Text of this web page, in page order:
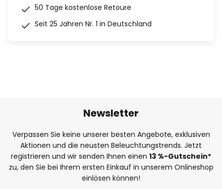
50 Tage kostenlose Retoure
Seit 25 Jahren Nr. 1 in Deutschland
Newsletter
Verpassen Sie keine unserer besten Angebote, exklusiven
Aktionen und die neusten Beleuchtungstrends. Jetzt
registrieren und wir senden Ihnen einen 13 %-Gutschein*
zu, den Sie bei Ihrem ersten Einkauf in unserem Onlineshop
einlösen können!